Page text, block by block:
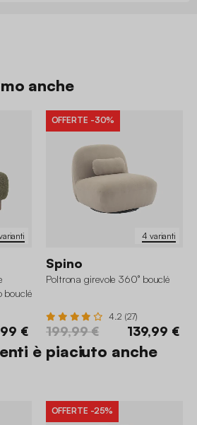
anche
bouclé
€
4 varianti
OFFERTE -30%
Spino
Poltrona girevole 360° bouclé
4.2 (27)
199,99 € 139,99 €
è piaciuto anche
OFFERTE -25%